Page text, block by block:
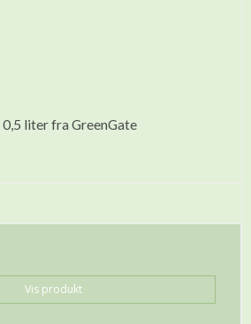
liter fra GreenGate
Vis produkt